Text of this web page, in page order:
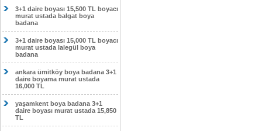
3+1 daire boyası 15,500 TL boyacı
murat ustada balgat boya
badana
3+1 daire boyası 15,000 TL boyacı
murat ustada lalegül boya
badana
ankara ümitköy boya badana 3+1
daire boyama murat ustada
16,000 TL
yaşamkent boya badana 3+1
daire boyası murat ustada 15,850
TL